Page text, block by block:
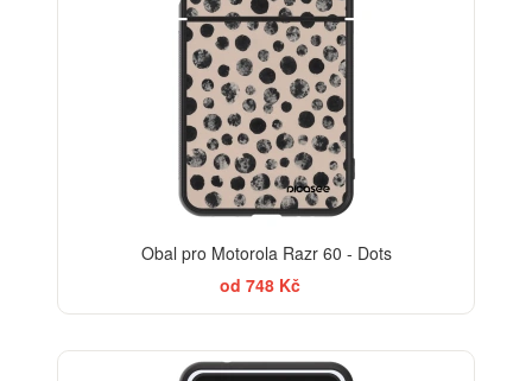
Obal pro Motorola Razr 60 - Dots
od 748 Kč